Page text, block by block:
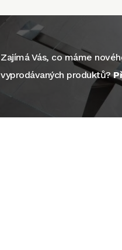
Zajímá Vás, co máme
vyprodávaných produktů?